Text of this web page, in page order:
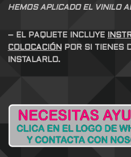
HEMOS APLICADO EL VINILO
– EL PAQUETE INCLUYE
COLOCACIÓN
POR SI TIENES
INSTALARLO.